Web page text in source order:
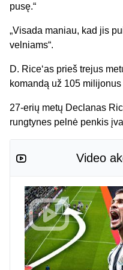
pusę.“
„Visada maniau, kad jis
velniams“.
D. Rice‘as prieš trejus
komandą už 105
27-erių metų Declanas
rungtynes pelnė penkis
Video